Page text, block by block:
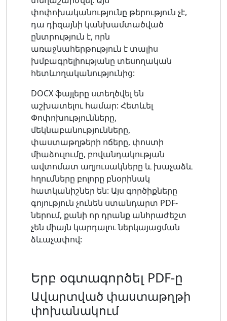
փոփոխականությունը թերություն չէ,
դա դիզայնի կանխամտածված
ընտրություն է, որն
առաջնահերթություն է տալիս
խմբագրելիությանը տեսողական
հետևողականությունից:
DOCX ֆայլերը ստեղծվել են
աշխատելու համար: Հետևել
Փոփոխությունները,
մեկնաբանությունները,
փաստաթղթերի ոճերը, փոստի
միաձուլումը, բովանդակության
ավտոմատ աղյուսակները և խաչաձև
հղումները բոլորը բնօրինակ
հատկանիշներ են: Այս գործիքները
գոյություն չունեն ստանդարտ PDF-
ներում, քանի որ դրանք անհրաժեշտ
չեն միայն կարդալու ներկայացման
ձևաչափով:
Երբ օգտագործել PDF-ը
Ավարտված փաստաթղթի
փոխանակում